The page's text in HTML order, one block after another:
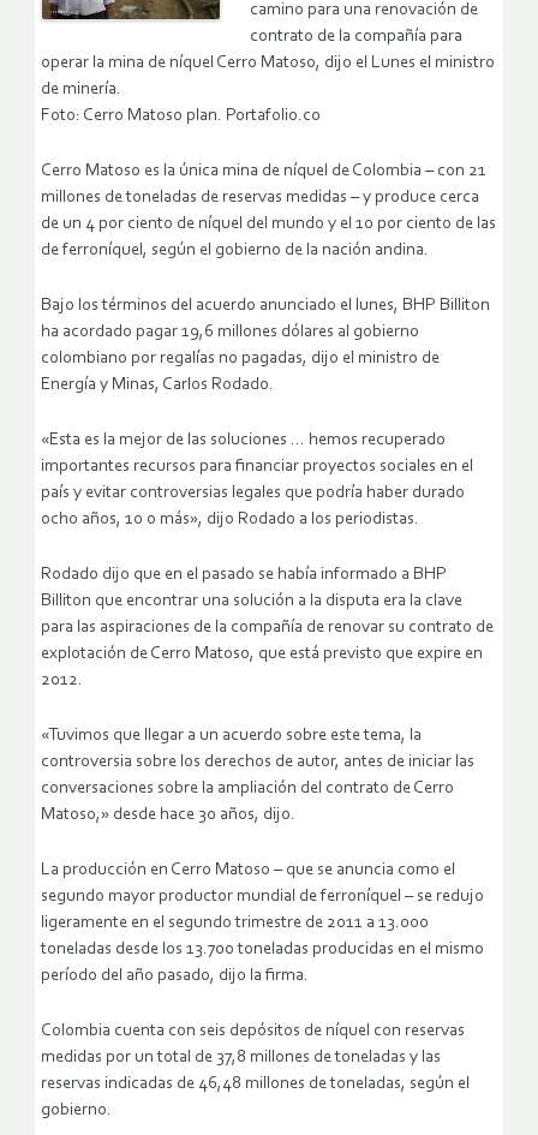
camino para una renovación de
contrato de la compañía para
operar la mina de níquel Cerro Matoso, dijo el Lunes el ministro
de minería.
Foto: Cerro Matoso plan. Portafolio.co
Cerro Matoso es la única mina de níquel de Colombia – con 21
millones de toneladas de reservas medidas – y produce cerca
de un 4 por ciento de níquel del mundo y el 10 por ciento de las
de ferroníquel, según el gobierno de la nación andina.
Bajo los términos del acuerdo anunciado el lunes, BHP Billiton
ha acordado pagar 19,6 millones dólares al gobierno
colombiano por regalías no pagadas, dijo el ministro de
Energía y Minas, Carlos Rodado.
«Esta es la mejor de las soluciones … hemos recuperado
importantes recursos para financiar proyectos sociales en el
país y evitar controversias legales que podría haber durado
ocho años, 10 o más», dijo Rodado a los periodistas.
Rodado dijo que en el pasado se había informado a BHP
Billiton que encontrar una solución a la disputa era la clave
para las aspiraciones de la compañía de renovar su contrato de
explotación de Cerro Matoso, que está previsto que expire en
2012.
«Tuvimos que llegar a un acuerdo sobre este tema, la
controversia sobre los derechos de autor, antes de iniciar las
conversaciones sobre la ampliación del contrato de Cerro
Matoso,» desde hace 30 años, dijo.
La producción en Cerro Matoso – que se anuncia como el
segundo mayor productor mundial de ferroníquel – se redujo
ligeramente en el segundo trimestre de 2011 a 13.000
toneladas desde los 13.700 toneladas producidas en el mismo
período del año pasado, dijo la firma.
Colombia cuenta con seis depósitos de níquel con reservas
medidas por un total de 37,8 millones de toneladas y las
reservas indicadas de 46,48 millones de toneladas, según el
gobierno.